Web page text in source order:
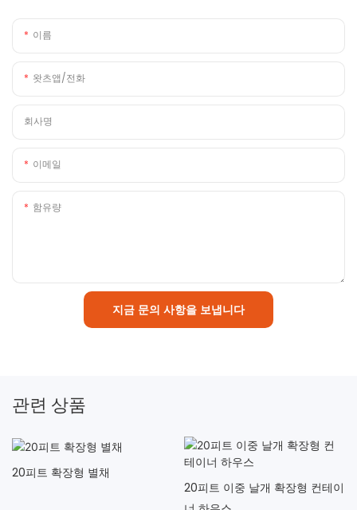
이름
왓츠앱/전화
회사명
이메일
함유량
지금 문의 사항을 보냅니다
관련 상품
20피트 확장형 별채
20피트 이중 날개 확장형 컨테이